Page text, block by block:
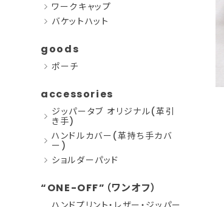
ワークキャップ
バケットハット
goods
ポーチ
accessories
ジッパータブ オリジナル(革引
き手)
ハンドルカバー(革持ち手カバ
ー)
ショルダーパッド
“ONE-OFF”（ワンオフ）